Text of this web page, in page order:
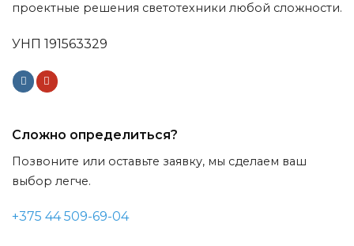
проектные решения светотехники любой сложности.
УНП 191563329
Сложно определиться?
Позвоните или оставьте заявку, мы сделаем ваш
выбор легче.
+375 44 509-69-04